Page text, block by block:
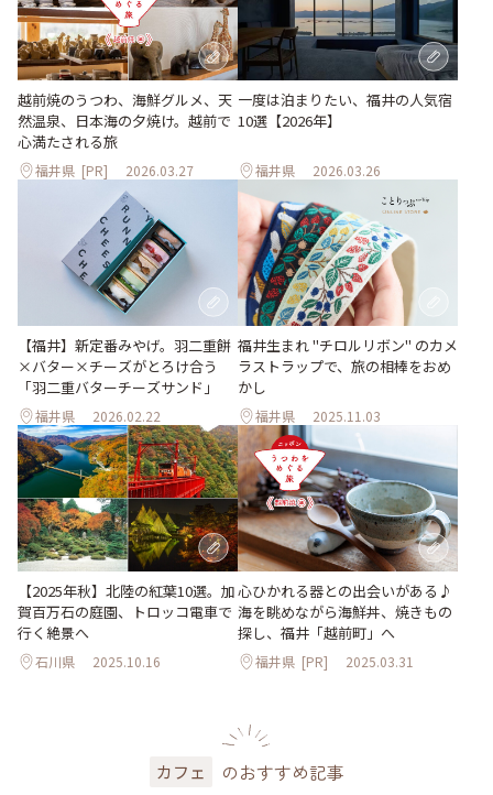
越前焼のうつわ、海鮮グルメ、天
然温泉、日本海の夕焼け。越前で
心満たされる旅
福井県 [PR] 2026.03.27
一度は泊まりたい、福井の人気宿
10選【2026年】
福井県 2026.03.26
【福井】新定番みやげ。羽二重餅
×バター×チーズがとろけ合う
「羽二重バターチーズサンド」
福井県 2026.02.22
福井生まれ "チロルリボン" のカメ
ラストラップで、旅の相棒をおめ
かし
福井県 2025.11.03
【2025年秋】北陸の紅葉10選。加
賀百万石の庭園、トロッコ電車で
行く絶景へ
石川県 2025.10.16
心ひかれる器との出会いがある♪
海を眺めながら海鮮丼、焼きもの
探し、福井「越前町」へ
福井県 [PR] 2025.03.31
カフェ のおすすめ記事